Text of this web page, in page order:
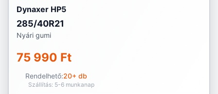
Dynaxer HP5
285/40R21
Nyári gumi
75 990 Ft
Rendelhető:20+ db
Szállítás: 5-6 munkanap